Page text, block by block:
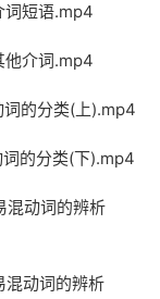
词短语.mp4
他介词.mp4
的分类(上).mp4
的分类(下).mp4
混动词的辨析
动词的辨析